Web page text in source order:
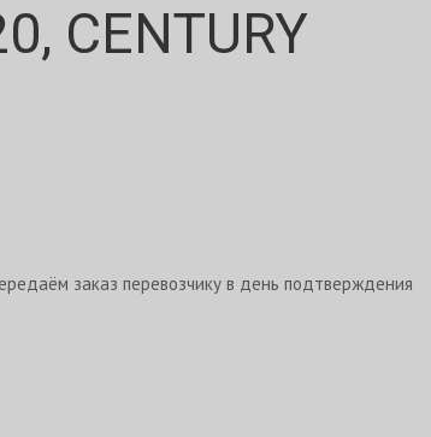
CENTURY
заказ перевозчику в день подтверждения